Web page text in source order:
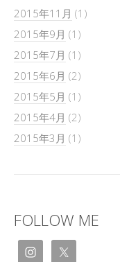
2015年11月 (1)
2015年9月 (1)
2015年7月 (1)
2015年6月 (2)
2015年5月 (1)
2015年4月 (2)
2015年3月 (1)
FOLLOW ME